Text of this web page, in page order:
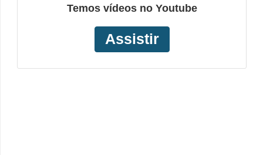
Temos vídeos no Youtube
Assistir